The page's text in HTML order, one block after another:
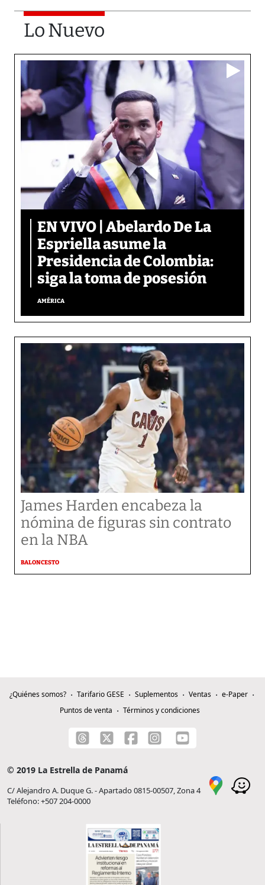
Lo Nuevo
EN VIVO | Abelardo De La
Espriella asume la
Presidencia de Colombia:
siga la toma de posesión
AMÉRICA
James Harden encabeza la
nómina de figuras sin contrato
en la NBA
BALONCESTO
¿Quiénes somos? Tarifario GESE Suplementos Ventas
e-Paper
Puntos de venta
Términos y condiciones
© 2019 La Estrella de Panamá
C/ Alejandro A. Duque G. - Apartado 0815-00507, Zona 4
Teléfono: +507 204-0000